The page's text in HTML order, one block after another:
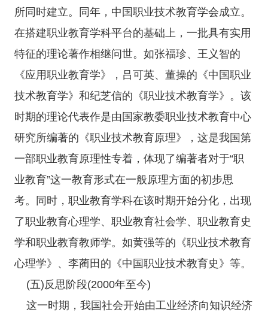
所同时建立。同年，中国职业技术教育学会成立。
在搭建职业教育学科平台的基础上，一批具有实用
特征的理论著作相继问世。如张福珍、王义智的
《应用职业教育学》，吕可英、董操的《中国职业
技术教育学》和纪芝信的《职业技术教育学》。该
时期的理论代表作是由国家教委职业技术教育中心
研究所编著的《职业技术教育原理》，这是我国第
一部职业教育原理性专着，体现了编著者对于“职
业教育”这一教育形式在一般原理方面的初步思
考。同时，职业教育学科在该时期开始分化，出现
了职业教育心理学、职业教育社会学、职业教育史
学和职业教育教师学。如黄强等的《职业技术教育
心理学》、李蔺田的《中国职业技术教育史》等。
(五)反思阶段(2000年至今)
这一时期，我国社会开始由工业经济向知识经济